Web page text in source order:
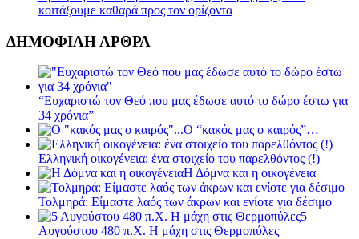
κοιτάξουμε καθαρά προς τον ορίζοντα
ΔΗΜΟΦΙΛΗ ΑΡΘΡΑ
“Ευχαριστώ τον Θεό που μας έδωσε αυτό το δώρο έστω για
34 χρόνια”
Ο “κακός μας ο καιρός”…
Ελληνική οικογένεια: ένα στοιχείο του παρελθόντος (!)
Η Δόμνα και η οικογένεια
Τολμηρά: Είμαστε λαός των άκρων και ενίοτε για δέσιμο
5
Αυγούστου 480 π.Χ. Η μάχη στις Θερμοπύλες